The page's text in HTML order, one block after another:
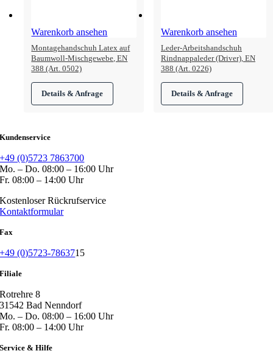
Warenkorb ansehen
Montagehandschuh Latex auf
Baumwoll-Mischgewebe, EN
388 (Art. 0502)
Warenkorb ansehen
Leder-Arbeitshandschuh
Rindnappaleder (Driver), EN
388 (Art. 0226)
Kundenservice
+49 (0)5723 7863700
Mo. – Do. 08:00 – 16:00 Uhr
Fr. 08:00 – 14:00 Uhr
Kostenloser Rückrufservice
Kontaktformular
Fax
+49 (0)5723-7863715
Filiale
Rotrehre 8
31542 Bad Nenndorf
Mo. – Do. 08:00 – 16:00 Uhr
Fr. 08:00 – 14:00 Uhr
Service & Hilfe